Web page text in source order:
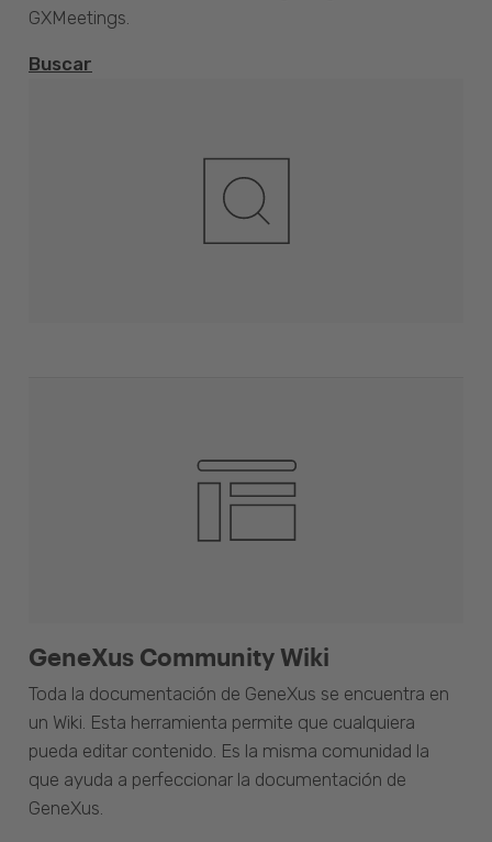
GeneXus Community Wiki
Toda la documentación de GeneXus se encuentra en
un Wiki. Esta herramienta permite que cualquiera
pueda editar contenido. Es la misma comunidad la
que ayuda a perfeccionar la documentación de
GeneXus.
GXMeetings.
Buscar